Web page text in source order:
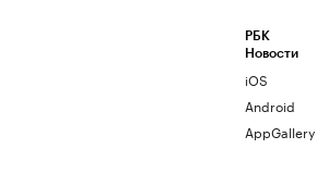
РБК
Новости
iOS
Android
AppGallery